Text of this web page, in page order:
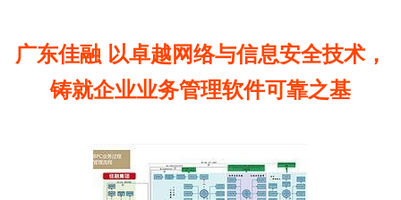
广东佳融 以卓越网络与信息安全技术，
铸就企业业务管理软件可靠之基